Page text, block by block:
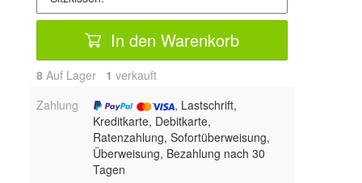
In den Warenkorb
8 Auf Lager 1 verkauft
Zahlung
, Lastschrift,
Kreditkarte, Debitkarte,
Ratenzahlung, Sofortüberweisung,
Überweisung, Bezahlung nach 30
Tagen